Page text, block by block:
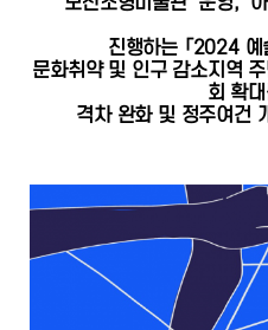
진행하는 「2024 예
문화취약 및 인구 감소지역
회 확
격차 완화 및 정주여건